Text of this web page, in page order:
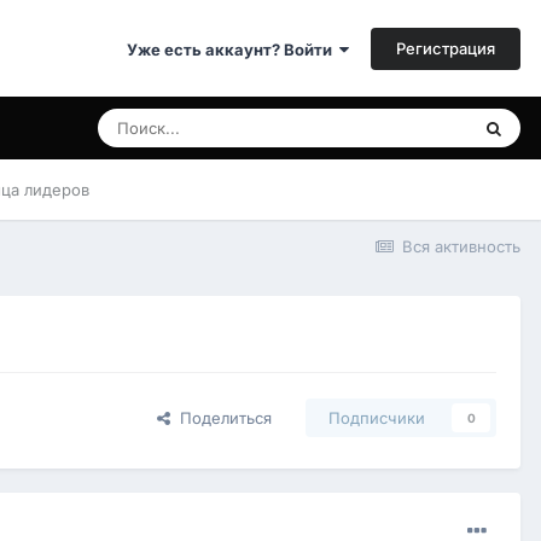
Уже есть аккаунт? Войти Регистрация
лидеров
Вся активность
Поделиться Подписчики 0